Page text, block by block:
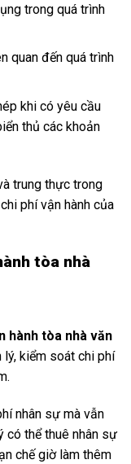
trong quá trình
quan đến quá trình
khi có yêu cầu
thủ các khoản
trung thực trong
phí vận hành của
tòa nhà
hành tòa nhà văn
lý, kiểm soát chi phí
nhân sự mà vẫn
có thể thuê nhân sự
chế giờ làm thêm